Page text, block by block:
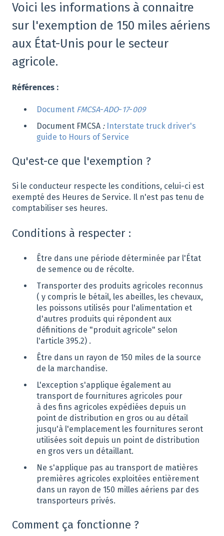
Voici les informations à connaitre
sur l'exemption de 150 miles aériens
aux État-Unis pour le secteur
agricole.
Références :
Document FMCSA-ADO- 17-009
Document FMCSA : Interstate truck driver's
guide to Hours of Service
Qu'est-ce que l'exemption ?
Si le conducteur respecte les conditions, celui-ci est
exempté des Heures de Service. Il n'est pas tenu de
comptabiliser ses heures.
Conditions à respecter :
Être dans une période déterminée par l'État
de semence ou de récolte.
Transporter des produits agricoles reconnus
( y compris le bétail, les abeilles, les chevaux,
les poissons utilisés pour l'alimentation et
d'autres produits qui répondent aux
définitions de "produit agricole" selon
l'article 395.2) .
Être dans un rayon de 150 miles de la source
de la marchandise.
L'exception s'applique également au
transport de fournitures agricoles pour
à des fins agricoles expédiées depuis un
point de distribution en gros ou au détail
jusqu'à l'emplacement les fournitures seront
utilisées soit depuis un point de distribution
en gros vers un détaillant.
Ne s'applique pas au transport de matières
premières agricoles exploitées entièrement
dans un rayon de 150 milles aériens par des
transporteurs privés.
Comment ça fonctionne ?